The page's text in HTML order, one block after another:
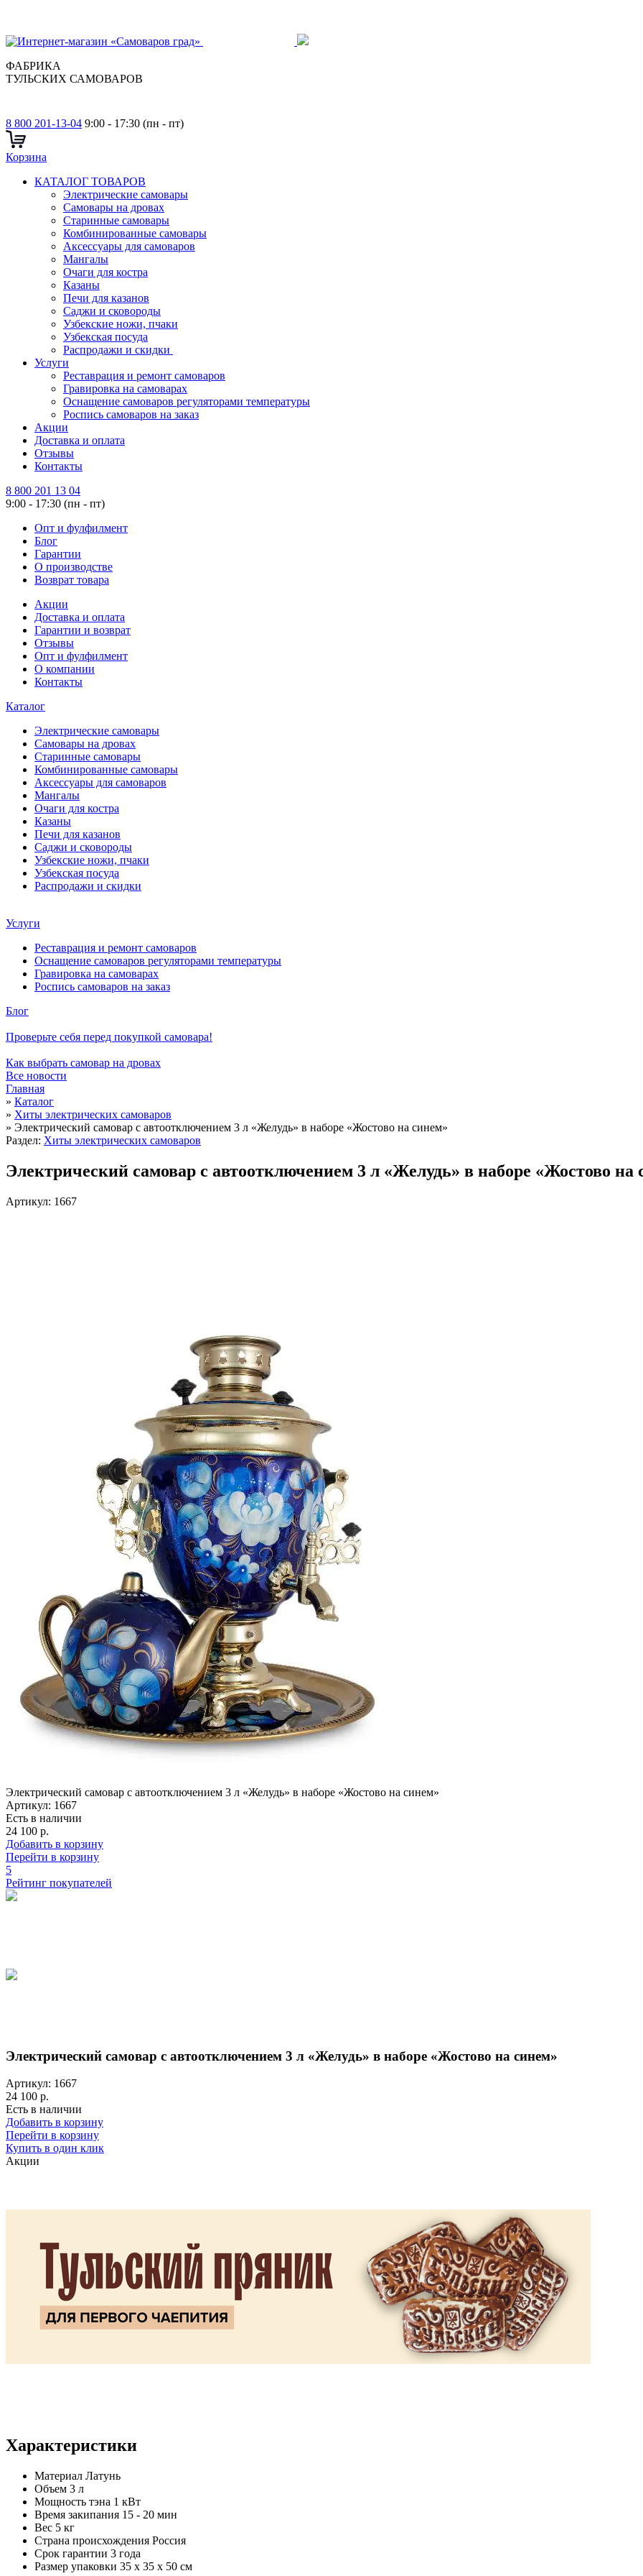
ФАБРИКА
ТУЛЬСКИХ САМОВАРОВ
8 800 201-13-04 9:00 - 17:30 (пн - пт)
Корзина
КАТАЛОГ ТОВАРОВ
Электрические самовары
Cамовары на дровах
Старинные самовары
Комбинированные самовары
Аксессуары для самоваров
Мангалы
Очаги для костра
Казаны
Печи для казанов
Саджи и сковороды
Узбекские ножи, пчаки
Узбекская посуда
Распродажи и скидки
Услуги
Реставрация и ремонт самоваров
Гравировка на самоварах
Оснащение самоваров регуляторами температуры
Роспись самоваров на заказ
Акции
Доставка и оплата
Отзывы
Контакты
8 800 201 13 04
9:00 - 17:30 (пн - пт)
Опт и фулфилмент
Блог
Гарантии
О производстве
Возврат товара
Акции
Доставка и оплата
Гарантии и возврат
Отзывы
Опт и фулфилмент
О компании
Контакты
Каталог
Электрические самовары
Cамовары на дровах
Старинные самовары
Комбинированные самовары
Аксессуары для самоваров
Мангалы
Очаги для костра
Казаны
Печи для казанов
Саджи и сковороды
Узбекские ножи, пчаки
Узбекская посуда
Распродажи и скидки
Услуги
Реставрация и ремонт самоваров
Оснащение самоваров регуляторами температуры
Гравировка на самоварах
Роспись самоваров на заказ
Блог
Проверьте себя перед покупкой самовара!
Как выбрать самовар на дровах
Все новости
Главная
» Каталог
» Хиты электрических самоваров
» Электрический самовар с автоотключением 3 л «Желудь» в наборе «Жостово на синем»
Раздел: Хиты электрических самоваров
Электрический самовар с автоотключением 3 л «Желудь» в наборе «Жостово на
Артикул: 1667
Электрический самовар с автоотключением 3 л «Желудь» в наборе «Жостово на синем»
Артикул: 1667
Есть в наличии
24 100 р.
Добавить в корзину
Перейти в корзину
5
Рейтинг покупателей
Электрический самовар с автоотключением 3 л «Желудь» в наборе «Жостово на синем»
Артикул: 1667
24 100 р.
Есть в наличии
Добавить в корзину
Перейти в корзину
Купить в один клик
Акции
Характеристики
Материал Латунь
Объем 3 л
Мощность тэна 1 кВт
Время закипания 15 - 20 мин
Вес 5 кг
Страна происхождения Россия
Срок гарантии 3 года
Размер упаковки 35 х 35 х 50 см